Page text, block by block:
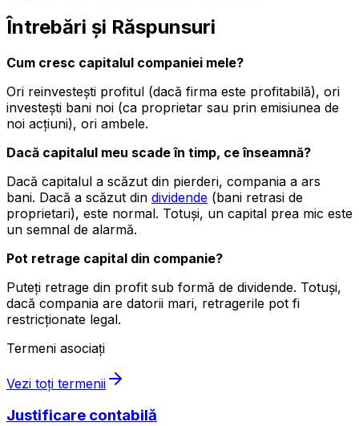
Întrebări și Răspunsuri
Cum cresc capitalul companiei mele?
Ori reinvestești profitul (dacă firma este profitabilă), ori
investești bani noi (ca proprietar sau prin emisiunea de
noi acțiuni), ori ambele.
Dacă capitalul meu scade în timp, ce înseamnă?
Dacă capitalul a scăzut din pierderi, compania a ars
bani. Dacă a scăzut din dividende (bani retrasi de
proprietari), este normal. Totuși, un capital prea mic este
un semnal de alarmă.
Pot retrage capital din companie?
Puteți retrage din profit sub formă de dividende. Totuși,
dacă compania are datorii mari, retragerile pot fi
restricționate legal.
Termeni asociați
Vezi toți termenii
Justificare contabilă